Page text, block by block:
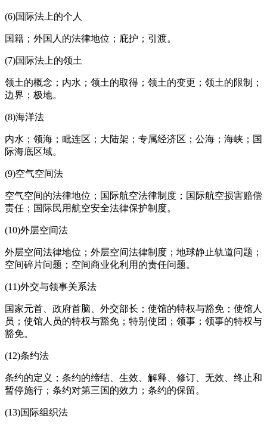
(6)国际法上的个人
国籍；外国人的法律地位；庇护；引渡。
(7)国际法上的领土
领土的概念；内水；领土的取得；领土的变更；领土的限制；
边界；极地。
(8)海洋法
内水；领海；毗连区；大陆架；专属经济区；公海；海峡；国
际海底区域。
(9)空气空间法
空气空间的法律地位；国际航空法律制度；国际航空损害赔偿
责任；国际民用航空安全法律保护制度。
(10)外层空间法
外层空间法律地位；外层空间法律制度；地球静止轨道问题；
空间碎片问题；空间商业化利用的责任问题。
(11)外交与领事关系法
国家元首、政府首脑、外交部长；使馆的特权与豁免；使馆人
员；使馆人员的特权与豁免；特别使团；领事；领事的特权与
豁免。
(12)条约法
条约的定义；条约的缔结、生效、解释、修订、无效、终止和
暂停施行；条约对第三国的效力；条约的保留。
(13)国际组织法